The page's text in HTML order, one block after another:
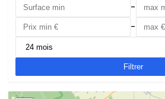
-
-
Filtrer